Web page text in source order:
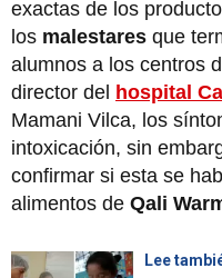
exactas de los
los malestares que
alumnos a los centros
director del hospital
Mamani Vilca, los
intoxicación, sin
confirmar si esta se
alimentos de Qali
Lee